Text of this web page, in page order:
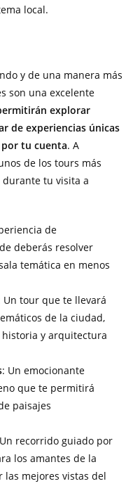
local.
y de una manera más
son una excelente
explorar
de experiencias únicas
tu cuenta. A
de los tours más
durante tu visita a
de
deberás resolver
temática en menos
Un tour que te llevará
de la ciudad,
historia y arquitectura
: Un emocionante
que te permitirá
paisajes
recorrido guiado por
los amantes de la
mejores vistas del